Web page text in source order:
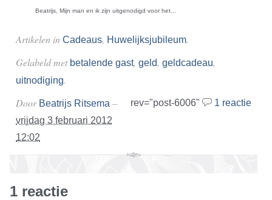
Beatrijs, Mijn man en ik zijn uitgenodigd voor het...
Artikelen in Cadeaus, Huwelijksjubileum.
Gelabeld met betalende gast, geld, geldcadeau,
uitnodiging.
rev="post-6006" 1 reactie
Door Beatrijs Ritsema –
vrijdag 3 februari 2012
12:02
1 reactie